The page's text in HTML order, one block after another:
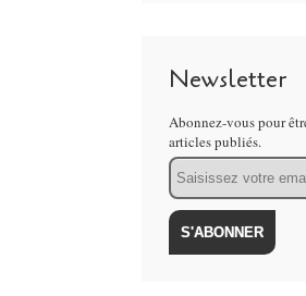
Newsletter
Abonnez-vous pour
articles publiés.
Email